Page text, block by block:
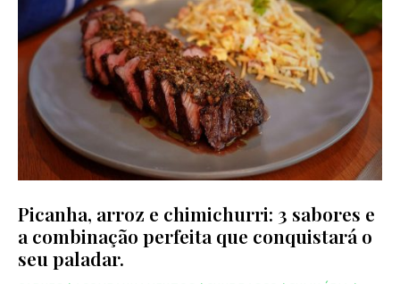
Picanha, arroz e chimichurri: 3 sabores e
a combinação perfeita que conquistará o
seu paladar.